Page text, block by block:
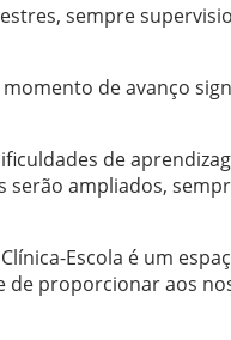
sempre
de avanço
de
ampliados,
Escola é um
proporcionar aos